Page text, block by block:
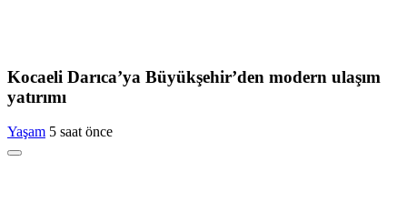
Kocaeli Darıca’ya Büyükşehir’den modern ulaşım
yatırımı
Yaşam 5 saat önce